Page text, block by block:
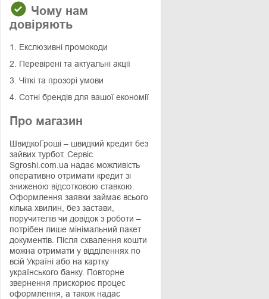
Чому нам
довіряють
1. Екслюзивні промокоди
2. Перевірені та актуальні акції
3. Чіткі та прозорі умови
4. Сотні брендів для вашої економії
Про магазин
ШвидкоГроші – швидкий кредит без
зайвих турбот. Сервіс
Sgroshi.com.ua надає можливість
оперативно отримати кредит зі
зниженою відсотковою ставкою.
Оформлення заявки займає всього
кілька хвилин, без застави,
поручителів чи довідок з роботи –
потрібен лише мінімальний пакет
документів. Після схвалення кошти
можна отримати у відділеннях по
всій Україні або на картку
українського банку. Повторне
звернення прискорює процес
оформлення, а також надає